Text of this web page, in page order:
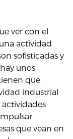
ver con el
actividad
sofisticadas y
unos
que
industrial
que vean en